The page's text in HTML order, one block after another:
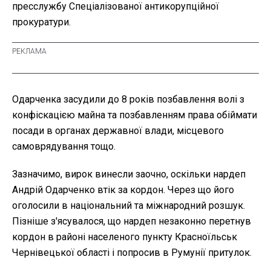
пресслужбу Спеціалізованої антикорупційної
прокуратури.
Одарченка засудили до 8 років позбавлення волі з
конфіскацією майна та позбавленням права обіймати
посади в органах державної влади, місцевого
самоврядування тощо.
Зазначимо, вирок винесли заочно, оскільки нардеп
Андрій Одарченко втік за кордон. Через що його
оголосили в національний та міжнародний розшук.
Пізніше з'ясувалося, що нардеп незаконно перетнув
кордон в районі населеного пункту Красноїльськ
Чернівецької області і попросив в Румунії притулок.